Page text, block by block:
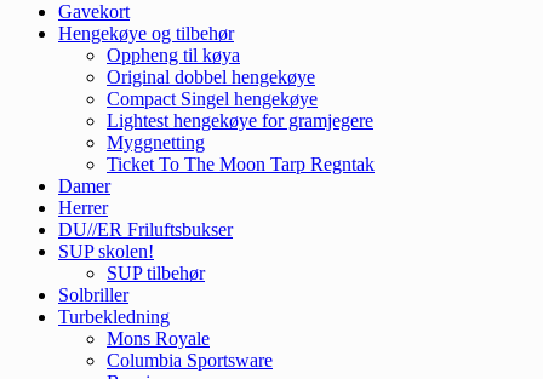
Gavekort
Hengekøye og tilbehør
Oppheng til køya
Original dobbel hengekøye
Compact Singel hengekøye
Lightest hengekøye for gramjegere
Myggnetting
Ticket To The Moon Tarp Regntak
Damer
Herrer
DU//ER Friluftsbukser
SUP skolen!
SUP tilbehør
Solbriller
Turbekledning
Mons Royale
Columbia Sportsware